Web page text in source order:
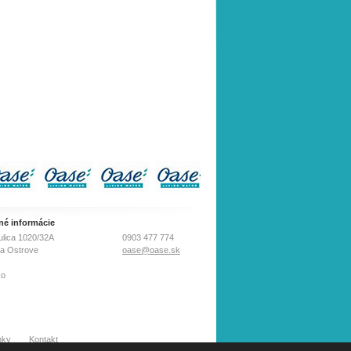
informácie
0903 477 774
oase@oase.sk
1020/32A
Ostrove
Kontakt